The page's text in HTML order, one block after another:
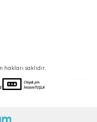
hakları saklıdır.